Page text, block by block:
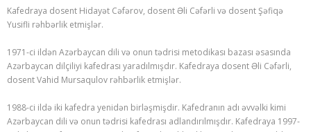
Kafedraya dosent Hidayət Cəfərov, dosent Əli Cəfərli və dosent Şəfiqə
Yusifli rəhbərlik etmişlər.
1971-ci ildən Azərbaycan dili və onun tədrisi metodikası bazası əsasında
Azərbaycan dilçiliyi kafedrası yaradılmışdır. Kafedraya dosent Əli Cəfərli,
dosent Vahid Mursaqulov rəhbərlik etmişlər.
1988-ci ildə iki kafedra yenidən birləşmişdir. Kafedranın adı əvvəlki kimi
Azərbaycan dili və onun tədrisi kafedrası adlandırılmışdır. Kafedraya 1997-